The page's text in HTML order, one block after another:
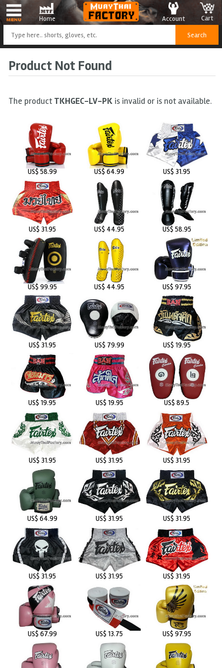
Home Cart
Account
Product Not Found
The product TKHGEC-LV-PK is invalid or is not available.
US$ 58.99 US$ 64.99 US$ 31.95
US$ 31.95 US$ 44.95 US$ 58.95
US$ 99.95 US$ 44.95 US$ 97.95
US$ 31.95 US$ 79.99 US$ 19.95
US$ 19.95 US$ 19.95 US$ 89.5
US$ 31.95 US$ 31.95 US$ 31.95
US$ 64.99 US$ 31.95 US$ 31.95
US$ 31.95 US$ 31.95 US$ 31.95
US$ 67.99 US$ 13.75 US$ 97.95